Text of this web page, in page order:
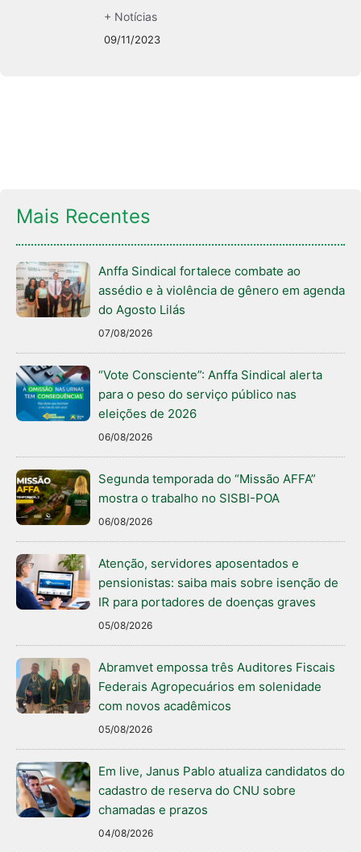
+ Notícias
09/11/2023
Mais Recentes
Anffa Sindical fortalece combate ao
assédio e à violência de gênero em agenda
do Agosto Lilás
07/08/2026
“Vote Consciente”: Anffa Sindical alerta
para o peso do serviço público nas
eleições de 2026
06/08/2026
Segunda temporada do “Missão AFFA”
mostra o trabalho no SISBI-POA
06/08/2026
Atenção, servidores aposentados e
pensionistas: saiba mais sobre isenção de
IR para portadores de doenças graves
05/08/2026
Abramvet empossa três Auditores Fiscais
Federais Agropecuários em solenidade
com novos acadêmicos
05/08/2026
Em live, Janus Pablo atualiza candidatos do
cadastro de reserva do CNU sobre
chamadas e prazos
04/08/2026